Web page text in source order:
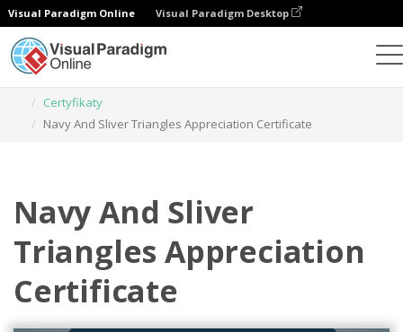
Visual Paradigm Online Visual Paradigm Desktop
Certyfikaty
Navy And Sliver Triangles Appreciation Certificate
Navy And Sliver
Triangles Appreciation
Certificate